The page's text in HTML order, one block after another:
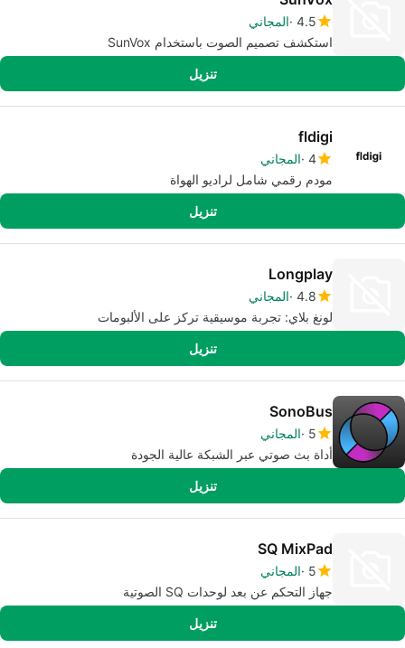
4.5 المجاني
استكشف تصميم الصوت باستخدام SunVox
تنزيل
fldigi
4 المجاني
مودم رقمي شامل لراديو الهواة
تنزيل
Longplay
4.8 المجاني
لونغ بلاي: تجربة موسيقية تركز على الألبومات
تنزيل
SonoBus
5 المجاني
أداة بث صوتي عبر الشبكة عالية الجودة
تنزيل
SQ MixPad
5 المجاني
جهاز التحكم عن بعد لوحدات SQ الصوتية
تنزيل